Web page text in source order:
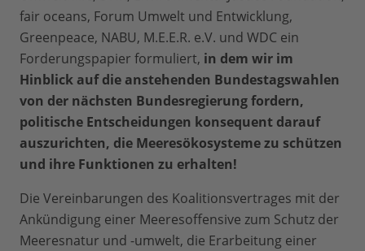
fair oceans, Forum Umwelt und Entwicklung,
Greenpeace, NABU, M.E.E.R. e.V. und WDC ein
Forderungspapier formuliert, in dem wir im
Hinblick auf die anstehenden Bundestagswahlen
von der nächsten Bundesregierung fordern,
politische Entscheidungen konsequent darauf
auszurichten, die Meeresökosysteme zu schützen
und ihre Funktionen zu erhalten!
Die Vereinbarungen des Koalitionsvertrages mit der
Ankündigung einer Meeresoffensive zum Schutz der
Meeresnatur und -umwelt, die Erarbeitung einer